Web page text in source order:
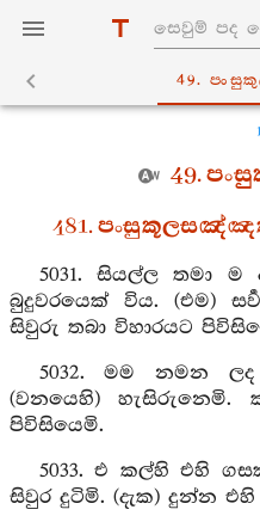
49.
49.
481.
5031. සියල්ල තමා ම
බුදුවරයෙක් විය. (එම)
සිවුරු තබා විහාරයට
5032. මම නමන
(වනයෙහි)
පිවිසියෙමි.
5033. එ කල්හි එහි
සිවුර දුටිමි. (දැක) දුන්න